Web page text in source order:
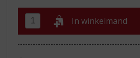
In winkelmand